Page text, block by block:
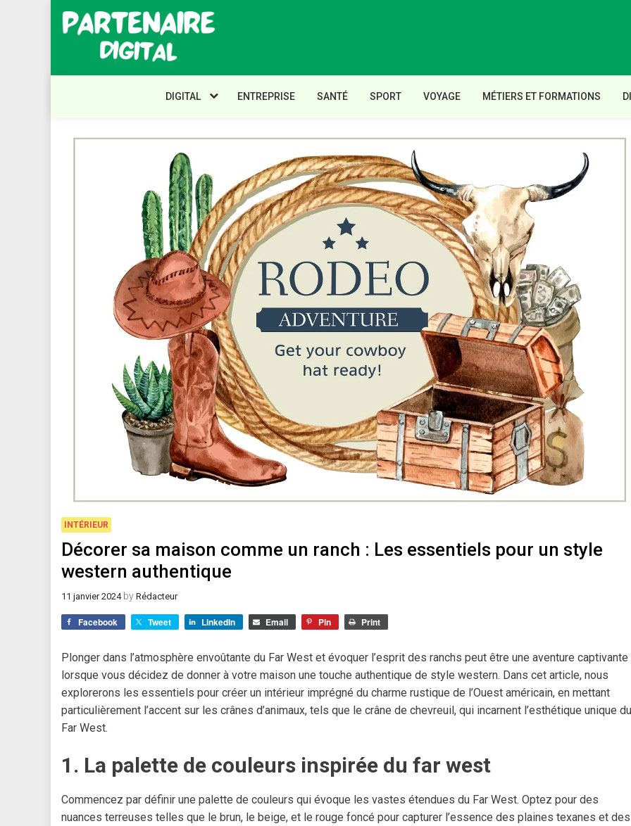
content
Partenaire
Digital
DIGITAL ENTREPRISE SANTÉ SPORT VOYAGE MÉTIERS ET FORMATIONS
INTÉRIEUR
Décorer sa maison comme un ranch : Les essentiels pour un style
western authentique
11 janvier 2024by Rédacteur
Facebook Tweet LinkedIn Email Pin Print
Plonger dans l’atmosphère envoûtante du Far West et évoquer l’esprit des ranchs peut être une aventure captivante
lorsque vous décidez de donner à votre maison une touche authentique de style western. Dans cet article, nous
explorerons les essentiels pour créer un intérieur imprégné du charme rustique de l’Ouest américain, en mettant
particulièrement l’accent sur les crânes d’animaux, tels que le crâne de chevreuil, qui incarnent l’esthétique unique du
Far West.
1. La palette de couleurs inspirée du far west
Commencez par définir une palette de couleurs qui évoque les vastes étendues du Far West. Optez pour des
nuances terreuses telles que le brun, le beige, et le rouge foncé pour capturer l’essence des plaines texanes et des